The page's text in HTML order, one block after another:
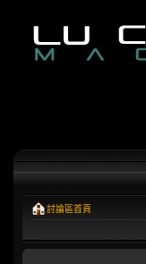
討論區首頁